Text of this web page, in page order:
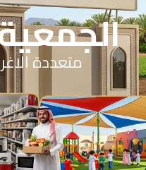
متعددة